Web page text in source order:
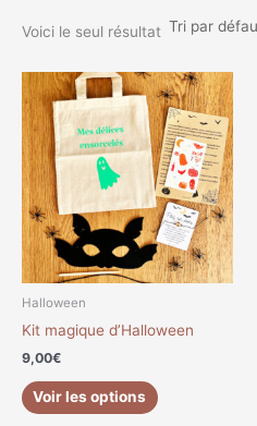
Voici le seul résultat
Halloween
Kit magique d’Halloween
9,00€
Voir les options